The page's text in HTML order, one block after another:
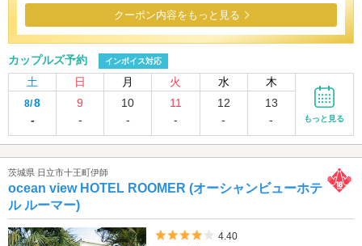
クーポン内容をもっと見る
カップルズ予約 インボイス対応
土 日 月 火 水 木
8/8
-
9
-
10
-
11
-
12
-
13
-
もっと見る
茨城県 日立市十王町伊師
ocean view HOTEL ROOMER (オーシャンビューホテ
ル ルーマー)
5つ星のうち4
4.40